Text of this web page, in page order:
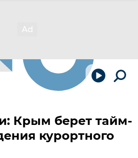
Крым берет тайм-
курортного